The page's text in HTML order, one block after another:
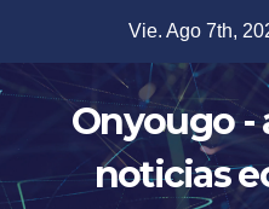
contenido
Vie. Ago 7th,
Onyougo -
noticias